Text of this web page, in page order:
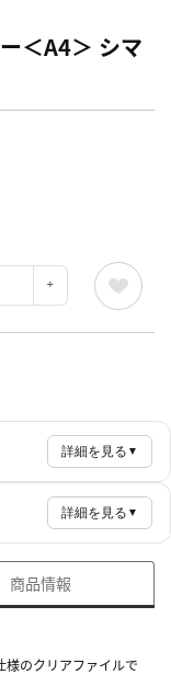
＜A4＞ シマ
詳細を見る ▼
詳細を見る ▼
商品情報
様のクリアファイルで